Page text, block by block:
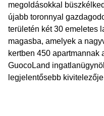
megoldásokkal
újabb toronnyal
területén két 30 emeletes
magasba, amelyek a
kertben 450 apartmannak
GuocoLand
legjelentősebb